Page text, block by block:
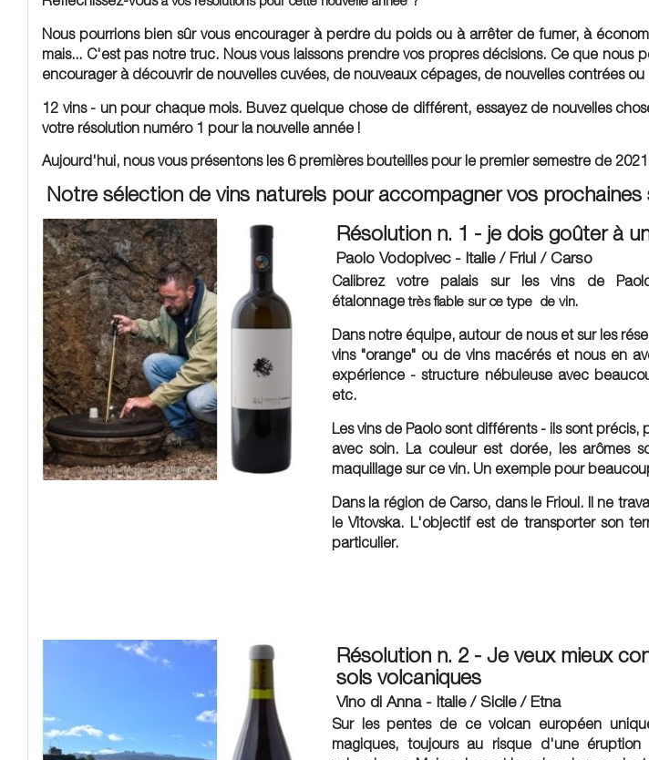
Nous pourrions bien sûr vous encourager à perdre du poids ou à arrêter de fumer, à
mais... C'est pas notre truc. Nous vous laissons prendre vos propres décisions. Ce que nous
encourager à découvrir de nouvelles cuvées, de nouveaux cépages, de nouvelles contrées ou
12 vins - un pour chaque mois. Buvez quelque chose de différent, essayez de nouvelles
votre résolution numéro 1 pour la nouvelle année !
Aujourd'hui, nous vous présentons les 6 premières bouteilles pour le premier semestre de
Notre sélection de vins naturels pour accompagner vos prochaines
Résolution n. 1 - je dois goûter à
Paolo Vodopivec - Italie / Friul / Carso
Calibrez votre palais sur les vins de
étalonnagetrès fiablesur ce type de vin.
Dans notre équipe, autour de nous et sur les
vins "orange" ou de vins macérés et nous en
expérience - structure nébuleuse avec
etc.
Les vins de Paolo sont différents - ils sont précis,
avec soin. La couleur est dorée, les arômes
maquillage sur ce vin. Un exemple pour
Dans la région de Carso, dans le Frioul. Il ne
le Vitovska. L'objectif est de transporter son
particulier.
Résolution n. 2 - Je veux mieux
sols volcaniques
Vino di Anna - Italie / Sicile / Etna
Sur les pentes de ce volcan européen
magiques, toujours au risque d'une